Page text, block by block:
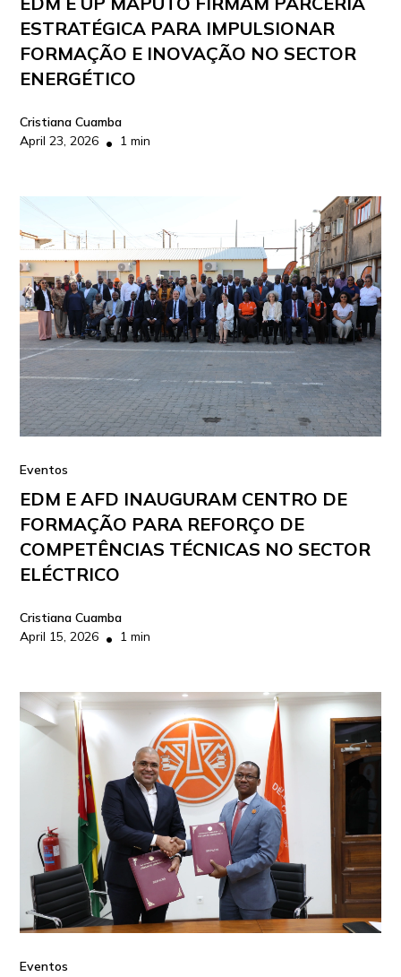
ESTRATÉGICA PARA IMPULSIONAR
FORMAÇÃO E INOVAÇÃO NO SECTOR
ENERGÉTICO
Cristiana Cuamba
April 23, 2026 • 1 min
Eventos
EDM E AFD INAUGURAM CENTRO DE
FORMAÇÃO PARA REFORÇO DE
COMPETÊNCIAS TÉCNICAS NO SECTOR
ELÉCTRICO
Cristiana Cuamba
April 15, 2026 • 1 min
Eventos